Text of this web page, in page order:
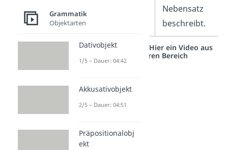
Nebensatz
beschreibt.
Studyflix vernetzt: Hier ein Video aus
einem anderen Bereich
Grammatik
Objektarten
Dativobjekt
1/5 – Dauer: 04:42
Akkusativobjekt
2/5 – Dauer: 04:51
Präpositionalobj
ekt